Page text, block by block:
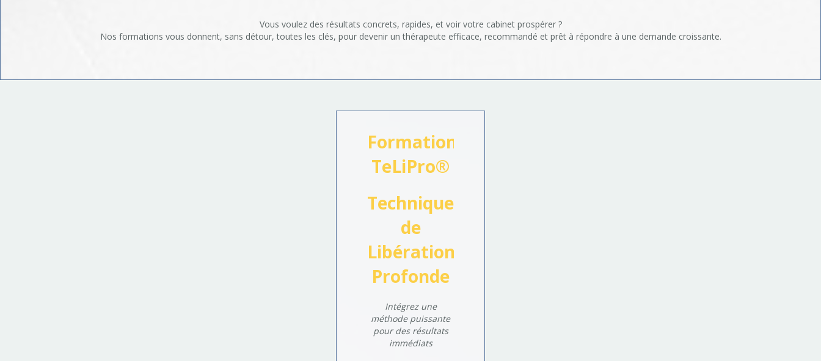
Vous voulez des résultats concrets, rapides, et voir votre cabinet prospérer ?
Nos formations vous donnent, sans détour, toutes les clés, pour devenir un thérapeute efficace, recommandé et prêt à répondre à une demande croissante.
Formation
TeLiPro®
Technique
de
Libération
Profonde
Intégrez une
méthode puissante
pour des résultats
immédiats